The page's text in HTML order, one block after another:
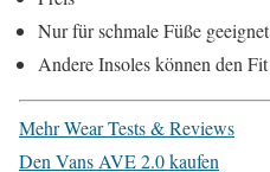
Nur für schmale Füße geeignet
Andere Insoles können den
Mehr Wear Tests & Reviews
Den Vans AVE 2.0 kaufen